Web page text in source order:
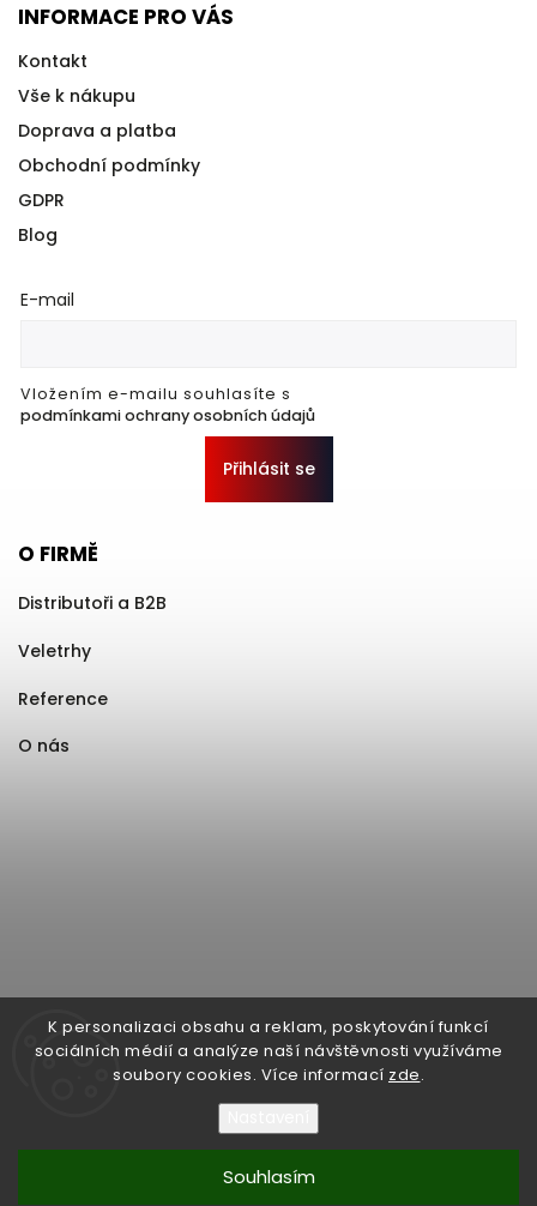
K personalizaci obsahu a reklam, poskytování funkcí
sociálních médií a analýze naší návštěvnosti využíváme
soubory cookies. Více informací zde.
Souhlasím
INFORMACE PRO VÁS
Kontakt
Vše k nákupu
Doprava a platba
Obchodní podmínky
GDPR
Blog
E-mail
Vložením e-mailu souhlasíte s
podmínkami ochrany osobních údajů
Přihlásit se
O FIRMĚ
Distributoři a B2B
Veletrhy
Reference
O nás